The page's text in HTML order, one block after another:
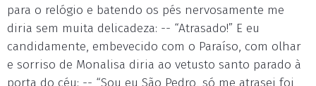
para o relógio e batendo os pés nervosamente me
diria sem muita delicadeza: -- “Atrasado!” E eu
candidamente, embevecido com o Paraíso, com olhar
e sorriso de Monalisa diria ao vetusto santo parado à
porta do céu: -- “Sou eu São Pedro, só me atrasei foi